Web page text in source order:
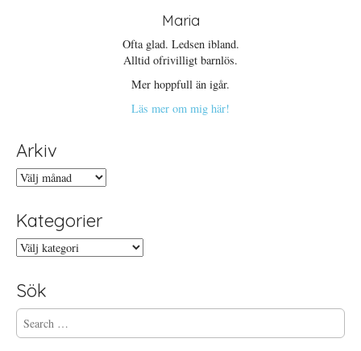
Maria
Ofta glad. Ledsen ibland.
Alltid ofrivilligt barnlös.
Mer hoppfull än igår.
Läs mer om mig här!
Arkiv
Arkiv
Kategorier
Kategorier
Sök
S
e